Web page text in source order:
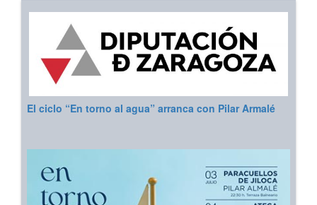
El ciclo “En torno al agua” arranca con Pilar Armalé